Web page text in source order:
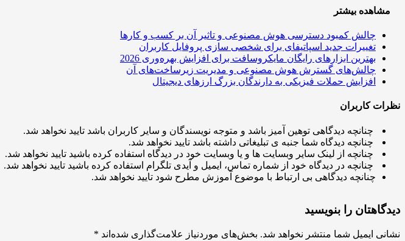
مشاهده بیشتر
چالش کمبود دسترسی هوش مصنوعی و تاثیر آن بر کسب و کارها
تغییرات جدید اسپاتیفای برای شخصی سازی پروفایل کاربران
بهترین ابزارهای رایگان مایکروسافت برای افزایش بهره‌وری 2026
چالش‌های گسترش هوش مصنوعی و مدیریت زیرساخت‌های آن
افزایش حملات فیزیکی به دارندگان بزرگ ارزهای دیجیتال
نظرات کاربران
چنانچه دیدگاهی توهین آمیز باشد و متوجه نویسندگان و سایر کاربران باشد تایید نخواهد شد.
چنانچه دیدگاه شما جنبه ی تبلیغاتی داشته باشد تایید نخواهد شد.
چنانچه از لینک سایر وبسایت ها و یا وبسایت خود در دیدگاه استفاده کرده باشید تایید نخواهد شد.
چنانچه در دیدگاه خود از شماره تماس، ایمیل و آیدی تلگرام استفاده کرده باشید تایید نخواهد شد.
چنانچه دیدگاهی بی ارتباط با موضوع آموزش مطرح شود تایید نخواهد شد.
دیدگاهتان را بنویسید
نشانی ایمیل شما منتشر نخواهد شد. بخش‌های موردنیاز علامت‌گذاری شده‌اند *